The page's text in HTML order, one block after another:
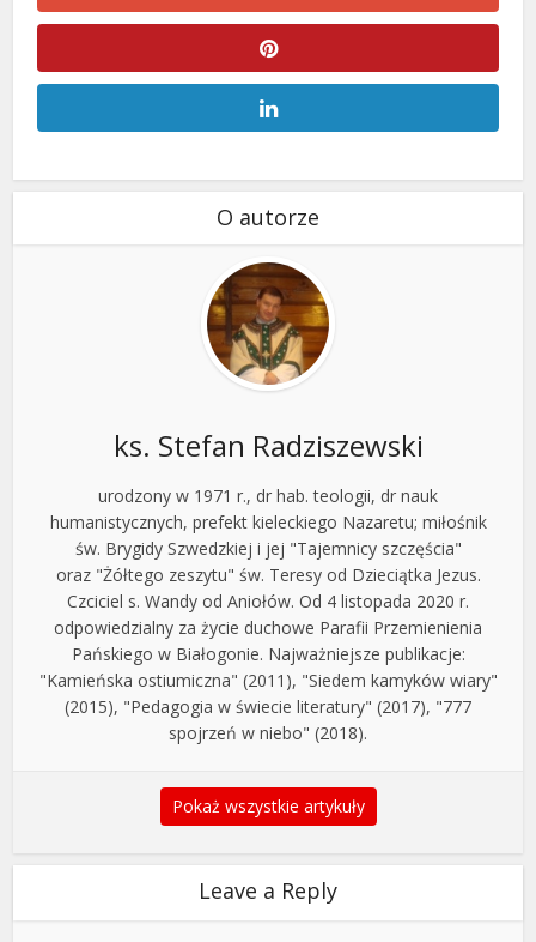
O autorze
ks. Stefan Radziszewski
urodzony w 1971 r., dr hab. teologii, dr nauk
humanistycznych, prefekt kieleckiego Nazaretu; miłośnik
św. Brygidy Szwedzkiej i jej "Tajemnicy szczęścia"
oraz "Żółtego zeszytu" św. Teresy od Dzieciątka Jezus.
Czciciel s. Wandy od Aniołów. Od 4 listopada 2020 r.
odpowiedzialny za życie duchowe Parafii Przemienienia
Pańskiego w Białogonie. Najważniejsze publikacje:
"Kamieńska ostiumiczna" (2011), "Siedem kamyków wiary"
(2015), "Pedagogia w świecie literatury" (2017), "777
spojrzeń w niebo" (2018).
Pokaż wszystkie artykuły
Leave a Reply